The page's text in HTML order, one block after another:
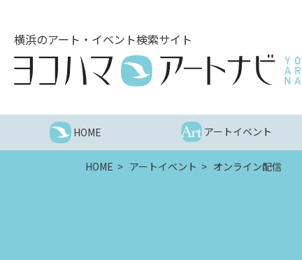
横浜のアート・イベント検索サイト
HOME アートイベント
HOME アートイベント オンライン配信